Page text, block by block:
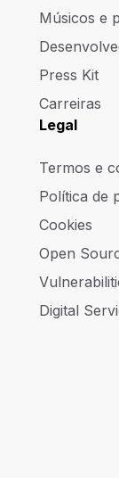
Músicos e
Press Kit
Carreiras
Legal
Termos e
Política de
Cookies
Open
Digital